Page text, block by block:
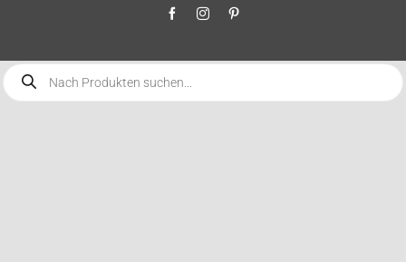
Products
search